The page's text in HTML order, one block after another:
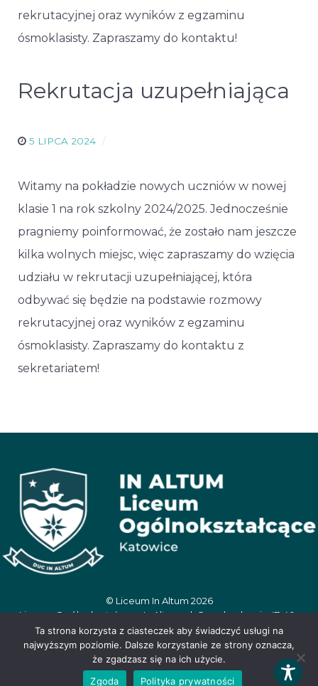
rekrutacyjnej oraz wyników z egzaminu
ósmoklasisty. Zapraszamy do kontaktu!
Rekrutacja uzupełniająca
5 LIPCA 2024
Witamy na pokładzie nowych uczniów w nowej
klasie 1 na rok szkolny 2024/2025. Jednocześnie
pragniemy poinformować, że zostało nam jeszcze
kilka wolnych miejsc, więc zapraszamy do wzięcia
udziału w rekrutacji uzupełniającej, która
odbywać się będzie na podstawie rozmowy
rekrutacyjnej oraz wyników z egzaminu
ósmoklasisty. Zapraszamy do kontaktu z
sekretariatem!
© Liceum In Altum 2026
Liceum Ogólnokształcące In Altum, ul. Oswobodzenia 47, 40-
404 Katowice, tel. 506 390 359, e-mail:
inaltum.sekretariat@wegielek.edu.pl
Ta strona korzysta z ciasteczek aby świadczyć usługi na
najwyższym poziomie. Dalsze korzystanie ze strony oznacza,
że zgadzasz się na ich użycie.
Zgoda
Polityka prywatności